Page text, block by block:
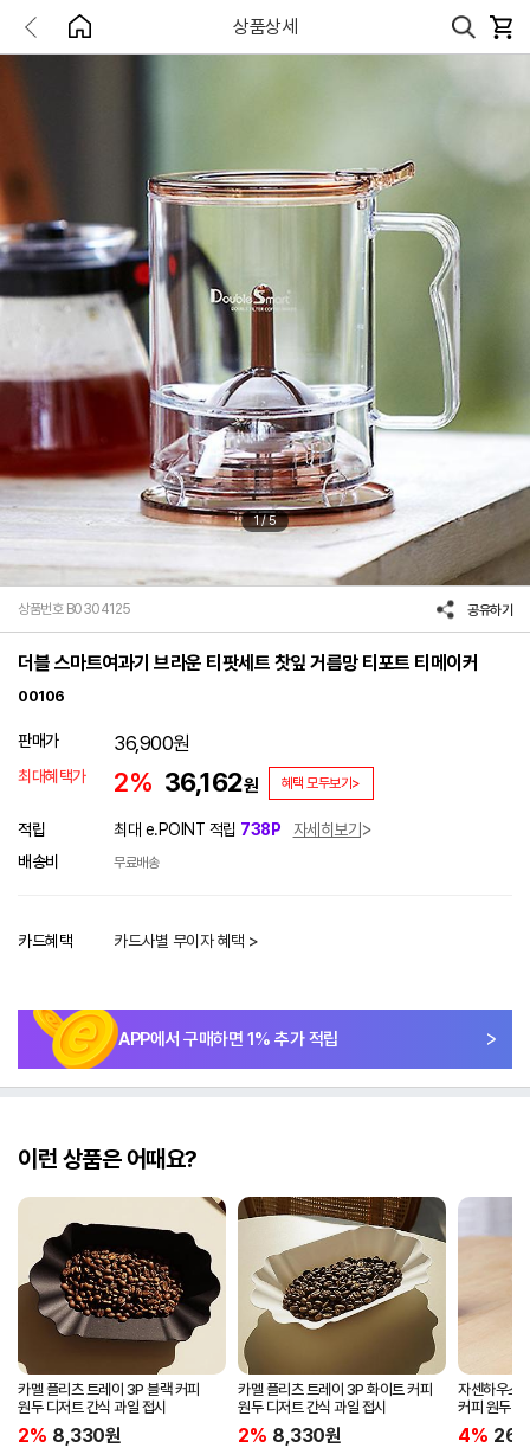
상품상세
1/5
상품번호 B0304125 공유하기
더블 스마트여과기 브라운 티팟세트 찻잎 거름망 티포트 티메이커
00106
판매가 36,900원
최대혜택가 2% 36,162원 혜택 모두보기>
적립 최대 e.POINT 적립 738P
자세히보기
배송비
무료배송
카드혜택 카드사별 무이자 혜택 >
APP에서 구매하면 1% 추가 적립
이런 상품은 어때요?
카멜 플리츠 트레이 3P 블랙 커피
원두 디저트 간식 과일 접시
2% 8,330원
카멜 플리츠 트레이 3P 화이트 커피
원두 디저트 간식 과일 접시
2% 8,330원
자센하우스
커피 원두
4%